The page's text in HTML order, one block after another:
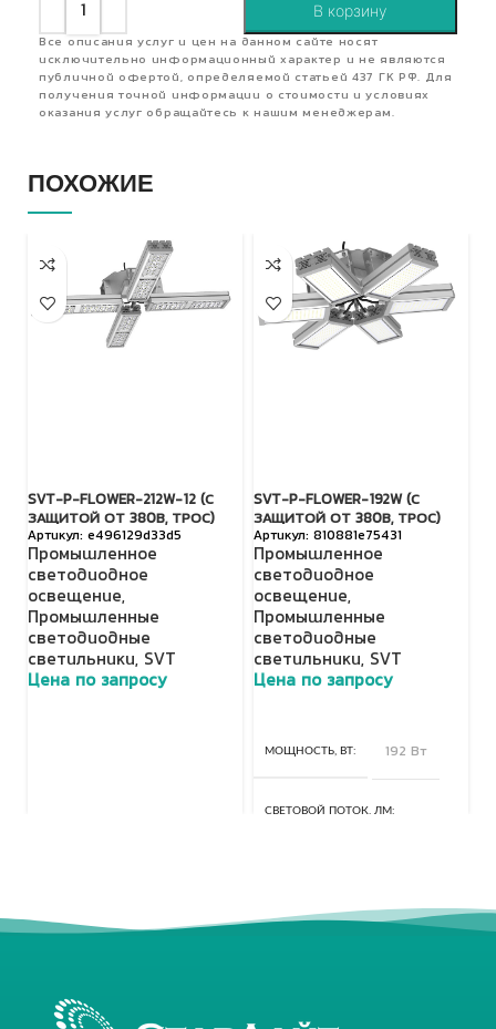
В корзину
Все описания услуг и цен на данном сайте носят
исключительно информационный характер и не являются
публичной офертой, определяемой статьей 437 ГК РФ. Для
получения точной информации о стоимости и условиях
оказания услуг обращайтесь к нашим менеджерам.
ПОХОЖИЕ
SVT-P-FLOWER-212W-12 (С
ЗАЩИТОЙ ОТ 380В, ТРОС)
e496129d33d5
Промышленное
светодиодное
освещение,
Промышленные
светодиодные
светильники, SVT
Цена по запросу
SVT-P-FLOWER-192W (С
ЗАЩИТОЙ ОТ 380В, ТРОС)
810881e75431
Промышленное
светодиодное
освещение,
Промышленные
светодиодные
светильники, SVT
Цена по запросу
МОЩНОСТЬ, ВТ 192 Вт
СВЕТОВОЙ ПОТОК, ЛМ
КЛАСС ЗАЩИТЫ, IP 67